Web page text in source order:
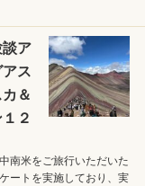
ア
ス
＆
２
南米をご旅行いただいた
ートを実施しており、実